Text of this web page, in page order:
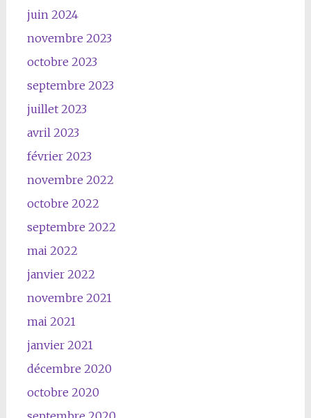
juin 2024
novembre 2023
octobre 2023
septembre 2023
juillet 2023
avril 2023
février 2023
novembre 2022
octobre 2022
septembre 2022
mai 2022
janvier 2022
novembre 2021
mai 2021
janvier 2021
décembre 2020
octobre 2020